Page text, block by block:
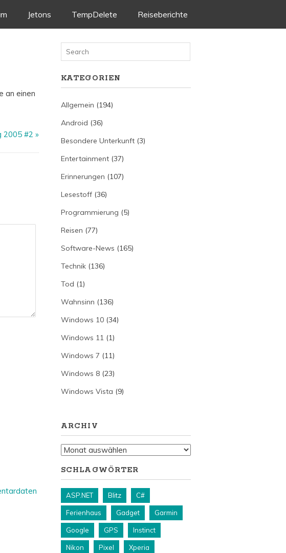
Jetons TempDelete Reiseberichte
an einen
2005 #2 »
KATEGORIEN
Allgemein (194)
Android (36)
Besondere Unterkunft(3)
Entertainment(37)
Erinnerungen (107)
Lesestoff(36)
Programmierung (5)
Reisen (77)
Software-News (165)
Technik(136)
Tod (1)
Wahnsinn (136)
Windows 10(34)
Windows 11 (1)
Windows 7 (11)
Windows 8(23)
Windows Vista (9)
ARCHIV
Archiv
SCHLAGWÖRTER
ASP.NET Blitz C#
Ferienhaus Gadget Garmin
Google GPS Instinct
Nikon Pixel Xperia